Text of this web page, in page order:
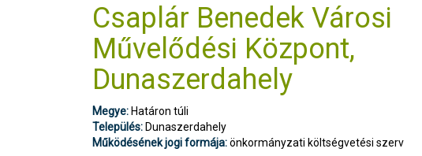
Csaplár Benedek Városi
Művelődési Központ,
Dunaszerdahely
Megye: Határon túli
Település: Dunaszerdahely
Működésének jogi formája:önkormányzati költségvetési szerv